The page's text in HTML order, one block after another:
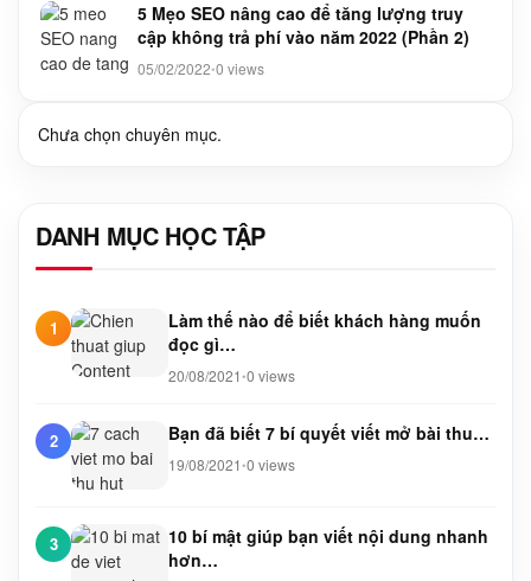
5 Mẹo SEO nâng cao để tăng lượng truy
cập không trả phí vào năm 2022 (Phần 2)
05/02/2022•0 views
Chưa chọn chuyên mục.
DANH MỤC HỌC TẬP
1
Làm thế nào để biết khách hàng muốn
đọc gì…
20/08/2021 •0 views
2 Bạn đã biết 7 bí quyết viết mở bài thu…
19/08/2021 •0 views
3
10 bí mật giúp bạn viết nội dung nhanh
hơn…